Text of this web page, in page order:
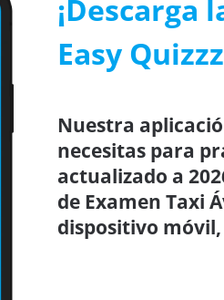
¡Descarga
Easy
Nuestra
necesitas para
actualizado a
de Examen Taxi
dispositivo